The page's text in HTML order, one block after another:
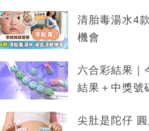
清胎毒湯水4
機會
六合彩結果｜
結果＋中獎號
尖肚是陀仔